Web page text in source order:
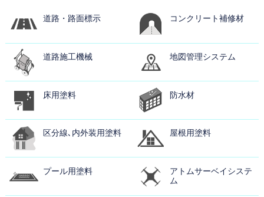
道路・路面標示 コンクリート補修材
道路施工機械 地図管理システム
床用塗料 防水材
区分線､内外装用塗料 屋根用塗料
プール用塗料
アトムサーベイシステ
ム